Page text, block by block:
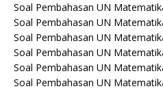
Soal Pembahasan UN
Soal Pembahasan UN
Soal Pembahasan UN
Soal Pembahasan UN
Soal Pembahasan UN
Soal Pembahasan UN